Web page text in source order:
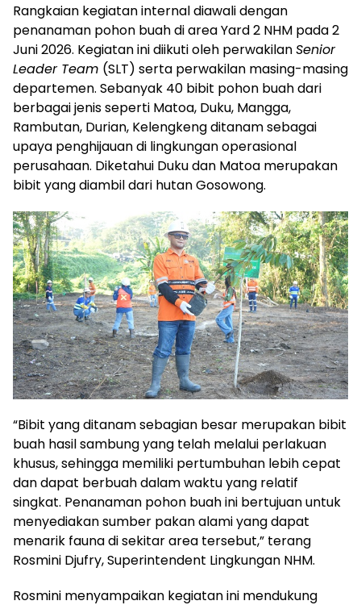
Rangkaian kegiatan internal diawali dengan
penanaman pohon buah di area Yard 2 NHM pada 2
Juni 2026. Kegiatan ini diikuti oleh perwakilanSenior
Leader Team (SLT) serta perwakilan masing-masing
departemen. Sebanyak 40 bibit pohon buah dari
berbagai jenis seperti Matoa, Duku, Mangga,
Rambutan, Durian, Kelengkeng ditanam sebagai
upaya penghijauan di lingkungan operasional
perusahaan. Diketahui Duku dan Matoa merupakan
bibit yang diambil dari hutan Gosowong.
“Bibit yang ditanam sebagian besar merupakan bibit
buah hasil sambung yang telah melalui perlakuan
khusus, sehingga memiliki pertumbuhan lebih cepat
dan dapat berbuah dalam waktu yang relatif
singkat. Penanaman pohon buah ini bertujuan untuk
menyediakan sumber pakan alami yang dapat
menarik fauna di sekitar area tersebut,” terang
Rosmini Djufry, Superintendent Lingkungan NHM.
Rosmini menyampaikan kegiatan ini mendukung